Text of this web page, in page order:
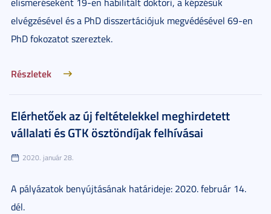
elvégzésével és a PhD disszertációjuk megvédésével 69-en
PhD fokozatot szereztek.
Részletek
Elérhetőek az új feltételekkel meghirdetett
vállalati és GTK ösztöndíjak felhívásai
2020. január 28.
A pályázatok benyújtásának határideje: 2020. február 14.
dél.